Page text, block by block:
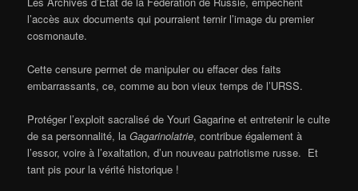
l’accès aux documents qui pourraient ternir l’image du premier
cosmonaute.
Cette censure permet de manipuler ou effacer des faits
embarrassants, ce, comme au bon vieux temps de l’URSS.
Protéger l’exploit sacralisé de Youri Gagarine et entretenir le culte
de sa personnalité, laGagarinolatrie, contribue également à
l’essor, voire à l’exaltation, d’un nouveau patriotisme russe. Et
tant pis pour la vérité historique !